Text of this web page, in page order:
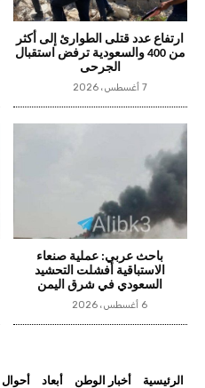
ارتفاع عدد قتلى الطوارئ إلى أكثر
من 400 والسعودية ترفض استقبال
الجرحى
7 أغسطس، 2026
باحث عربي: عملية صنعاء
الاستباقية أفشلت التحشيد
السعودي في شرق اليمن
6 أغسطس، 2026